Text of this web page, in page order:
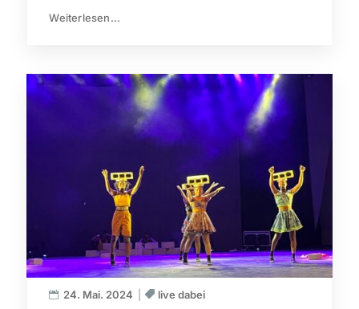
Weiterlesen...
24. Mai. 2024 live dabei